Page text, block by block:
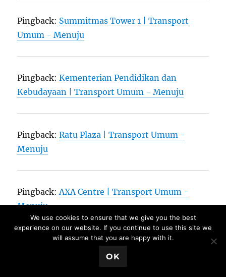
Pingback: Summitmas Tower 1 | Transport
Umum - Menuju
Pingback:Kementerian Pendidikan dan
Kebudayaan | Transport Umum - Menuju
Pingback:Ratu Plaza | Transport Umum -
Menuju
Pingback:AXA Centre | Transport Umum -
Menuju
Panin Bank Centre | Transport
We use cookies to ensure that we give you the best
experience on our website. If you continue to use this site we
will assume that you are happy with it.
OK